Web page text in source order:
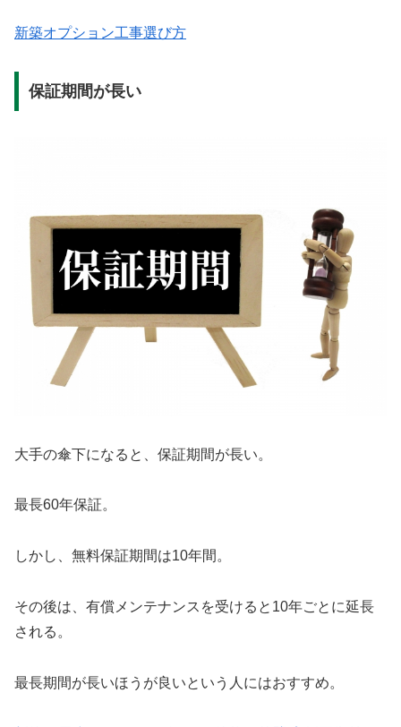
新築オプション工事選び方
保証期間が長い
大手の傘下になると、保証期間が長い。
最長60年保証。
しかし、無料保証期間は10年間。
その後は、有償メンテナンスを受けると10年ごとに延長
される。
最長期間が長いほうが良いという人にはおすすめ。